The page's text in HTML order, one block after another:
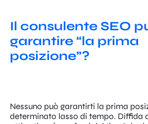
Il consulente SEO
garantire “la prima
posizione”?
Nessuno può garantirti la prima
determinato lasso di tempo. Diffida